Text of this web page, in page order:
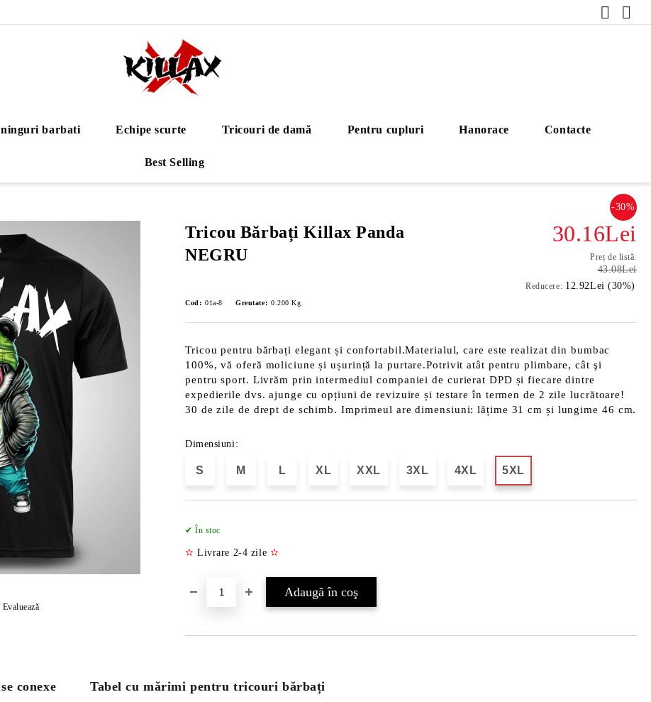
barbati Echipe scurte Tricouri de damă Pentru cupluri Hanorace Contacte
Best Selling
Tricou Bărbați Killax Panda
NEGRU
-30%
30.16Lei
Preț de listă:
43.08Lei
Reducere: 12.92Lei (30%)
Cod: 01a-8 Greutate: 0.200 Kg
Tricou pentru bărbați elegant și confortabil.Materialul, care este realizat din bumbac
100%, vă oferă moliciune și ușurință la purtare.Potrivit atât pentru plimbare, cât şi
pentru sport. Livrăm prin intermediul companiei de curierat DPD și fiecare dintre
expedierile dvs. ajunge cu opțiuni de revizuire și testare în termen de 2 zile lucrătoare!
30 de zile de drept de schimb. Imprimeul are dimensiuni: lățime 31 cm și lungime 46 cm.
Dimensiuni:
S M L XL XXL 3XL 4XL 5XL
✔ În stoc
✫ Livrare 2-4 zile ✫
Evaluează
conexe Tabel cu mărimi pentru tricouri bărbați